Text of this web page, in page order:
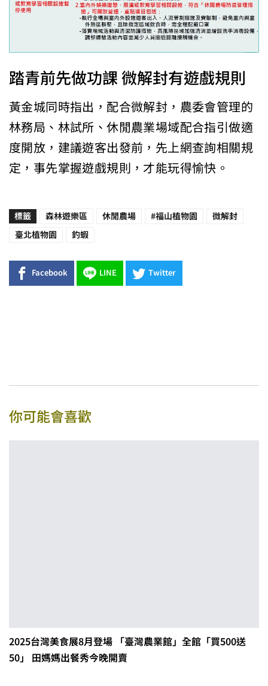
踏青前先做功課 微解封有遊戲規則
黃金城同時指出，配合微解封，農委會管理的
林務局、林試所、休閒農業場域配合指引做適
度開放，建議遊客出發前，先上網查詢相關規
定，事先掌握遊戲規則，才能玩得愉快。
標籤 森林遊樂區 休閒農場 #福山植物園 微解封
臺北植物園 釣蝦
Facebook LINE Twitter
你可能會喜歡
2025台灣美食展8月登場 「臺灣農業館」全館「買500送
50」 田媽媽出餐秀今晚開賣